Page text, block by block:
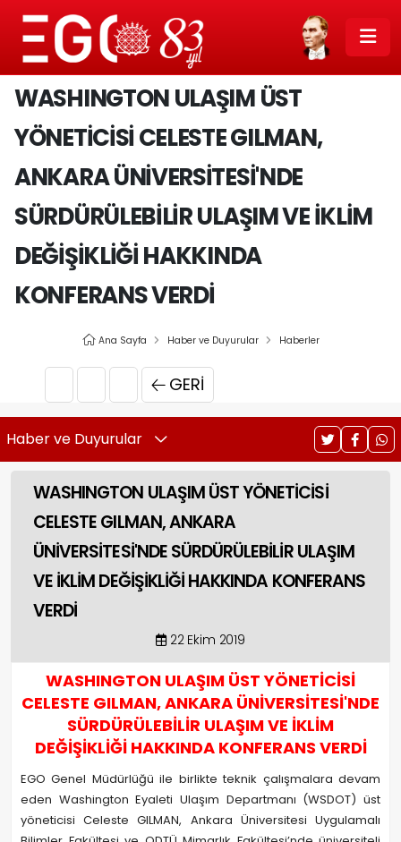
WASHINGTON ULAŞIM ÜST
YÖNETİCİSİ CELESTE GILMAN,
ANKARA ÜNİVERSİTESİ'NDE
SÜRDÜRÜLEBİLİR ULAŞIM VE İKLİM
DEĞİŞİKLİĞİ HAKKINDA
KONFERANS VERDİ
Ana Sayfa Haber ve Duyurular Haberler
GERI
Haber ve Duyurular
WASHINGTON ULAŞIM ÜST YÖNETİCİSİ
CELESTE GILMAN, ANKARA
ÜNİVERSİTESİ'NDE SÜRDÜRÜLEBİLİR ULAŞIM
VE İKLİM DEĞİŞİKLİĞİ HAKKINDA KONFERANS
VERDİ
22 Ekim 2019
WASHINGTON ULAŞIM ÜST YÖNETİCİSİ
CELESTE GILMAN, ANKARA ÜNİVERSİTESİ'NDE
SÜRDÜRÜLEBİLİR ULAŞIM VE İKLİM
DEĞİŞİKLİĞİ HAKKINDA KONFERANS VERDİ
EGO Genel Müdürlüğü ile birlikte teknik çalışmalara devam
eden Washington Eyaleti Ulaşım Departmanı (WSDOT) üst
yöneticisi Celeste GILMAN, Ankara Üniversitesi Uygulamalı